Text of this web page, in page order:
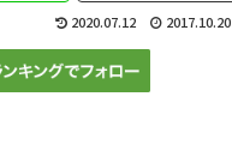
2020.07.12 2017.10.20